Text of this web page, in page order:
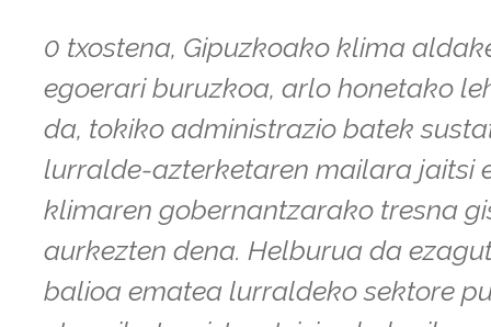
0 txostena, Gipuzkoako klima
egoerari buruzkoa, arlo honetako
da, tokiko administrazio batek
lurralde-azterketaren mailara jaitsi
klimaren gobernantzarako tresna
aurkezten dena. Helburua da
balioa ematea lurraldeko sektore